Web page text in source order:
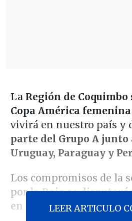
La Región de Coquimbo
Copa América femenina
vivirá en nuestro país y
parte del Grupo A junto
Uruguay, Paraguay y
Los compromisos de la
por la Roja se
en el Estadio La Portada
LEER ARTICULO